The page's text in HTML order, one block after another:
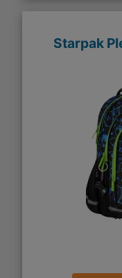
Starpak